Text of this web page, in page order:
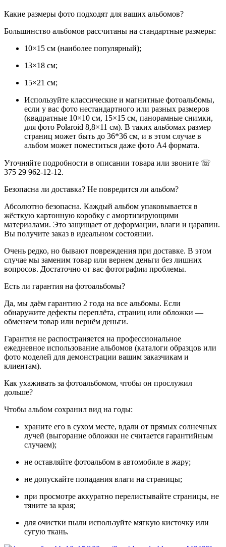
Какие размеры фото подходят для ваших альбомов?
Большинство альбомов рассчитаны на стандартные размеры:
10×15 см (наиболее популярный);
13×18 см;
15×21 см;
Используйте классические и магнитные фотоальбомы,
если у вас фото нестандартного или разных размеров
(квадратные 10×10 см, 15×15 см, панорамные снимки,
для фото Polaroid 8,8×11 см). В таких альбомах размер
страниц может быть до 36*36 см, и в этом случае в
альбом может поместиться даже фото А4 формата.
Уточняйте подробности в описании товара или звоните ☏
375 29 962-12-12.
Безопасна ли доставка? Не повредится ли альбом?
Абсолютно безопасна. Каждый альбом упаковывается в
жёсткую картонную коробку с амортизирующими
материалами. Это защищает от деформации, влаги и царапин.
Вы получите заказ в идеальном состоянии.
Очень редко, но бывают повреждения при доставке. В этом
случае мы заменим товар или вернем деньги без лишних
вопросов. Достаточно от вас фотографии проблемы.
Есть ли гарантия на фотоальбомы?
Да, мы даём гарантию 2 года на все альбомы. Если
обнаружите дефекты переплёта, страниц или обложки —
обменяем товар или вернём деньги.
Гарантия не распостраняется на профессиональное
ежедневное использование альбомов (каталоги образцов или
фото моделей для демонстрации вашим заказчикам и
клиентам).
Как ухаживать за фотоальбомом, чтобы он прослужил
дольше?
Чтобы альбом сохранил вид на годы:
храните его в сухом месте, вдали от прямых солнечных
лучей (выгорание обложки не считается гарантийным
случаем);
не оставляйте фотоальбом в автомобиле в жару;
не допускайте попадания влаги на страницы;
при просмотре аккуратно перелистывайте страницы, не
тяните за края;
для очистки пыли используйте мягкую кисточку или
сугую ткань.